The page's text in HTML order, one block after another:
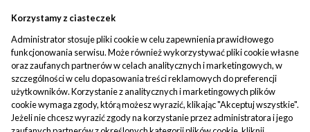
Popko - Centrum Medytacji i Uzdrawiania
ul. Piaskowa 1
42-700 Rusinowice
tel:+48 509 580 042
mail:biuro@popko.pl
Korzystamy z ciasteczek
Administrator stosuje pliki cookie w celu zapewnienia prawidłowego
funkcjonowania serwisu. Może również wykorzystywać pliki cookie własne
oraz zaufanych partnerów w celach analitycznych i marketingowych, w
szczególności w celu dopasowania treści reklamowych do preferencji
użytkowników. Korzystanie z analitycznych i marketingowych plików
cookie wymaga zgody, którą możesz wyrazić, klikając "Akceptuj wszystkie".
Jeżeli nie chcesz wyrazić zgody na korzystanie przez administratora i jego